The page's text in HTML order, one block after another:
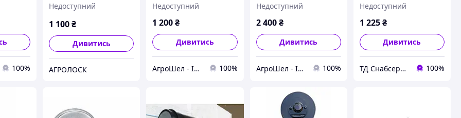
Б
100%
нижнього валу похилої
камери 54-1-4-3-5
Недоступний
1 100₴
Дивитись
АГРОЛОСК
камери Ніва СК-5
Недоступний
1 200₴
Дивитись
АгроШел - Інтернет-магазин сільгоспзапчастин 100%
камери Нива СК-5М за
шт.
Недоступний
2 400 ₴
Дивитись
АгроШел - Інтернет-магазин сільгоспзапчастин 100%
Недоступний
1 225₴
Дивитись
ТД Снабсервіс 100%